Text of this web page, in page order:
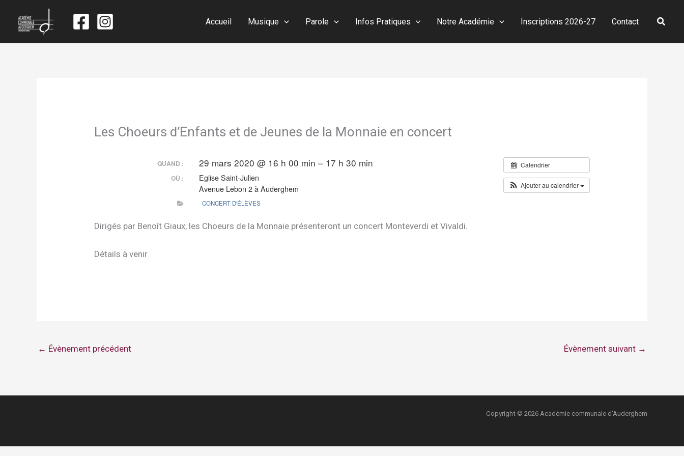
Accueil Musique Parole Infos Pratiques Notre Académie Inscriptions 2026-27 Contact
Les Choeurs d’Enfants et de Jeunes de la Monnaie en concert
Calendrier
Ajouter au calendrier
QUAND : 29 mars 2020 @ 16 h 00 min – 17 h 30 min
OÙ :
Eglise Saint-Julien
Avenue Lebon 2 à Auderghem
CONCERT D'ÉLÈVES
Dirigés par Benoît Giaux, les Choeurs de la Monnaie présenteront un concert Monteverdi et Vivaldi.
Détails à venir
← Évènement précédent Évènement suivant →
Copyright © 2026 Académie communale d'Auderghem